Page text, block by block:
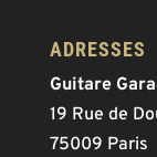
ADRESSES
Guitare
19 Rue de
75009 Paris